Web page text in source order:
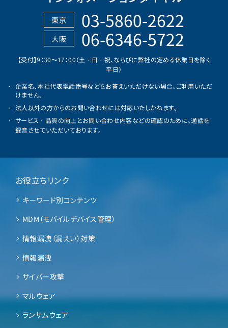
東京 03-5860-2622
大阪 06-6346-5722
【受付】9：30～17：00（土・日・祝、ならびに弊社の定める休業日を除く
平日）
企業名、本社代表電話番号などをお答えいただけない場合、ご利用いただ
けません。
法人以外の方からのお問い合わせには対応いたしかねます。
サービス・品質の向上とお問い合わせ内容などの確認のために、通話を
録音させていただいております。
お役立ちリンク
キーワード別コンテンツ
MDM（モバイルデバイス管理）
情報漏洩（漏えい）対策
情報漏洩
サイバー攻撃
マルウェア
ランサムウェア